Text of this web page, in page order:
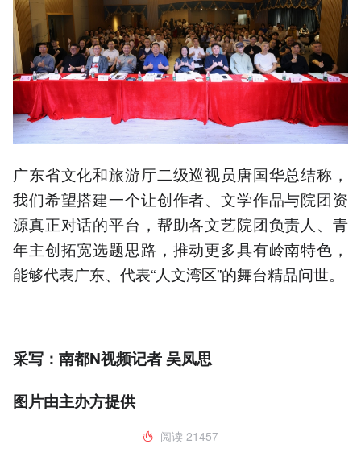
广东省文化和旅游厅二级巡视员唐国华总结称，
我们希望搭建一个让创作者、文学作品与院团资
源真正对话的平台，帮助各文艺院团负责人、青
年主创拓宽选题思路，推动更多具有岭南特色，
能够代表广东、代表“人文湾区”的舞台精品问世。
采写：南都N视频记者 吴凤思
图片由主办方提供
阅读 21457